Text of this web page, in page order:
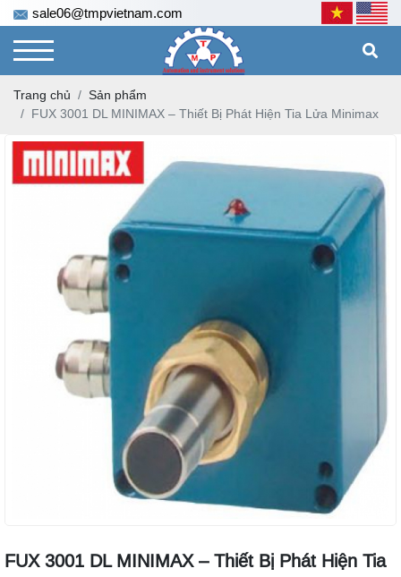
sale06@tmpvietnam.com
Trang chủ
Sản phẩm
FUX 3001 DL MINIMAX – Thiết Bị Phát Hiện Tia Lửa Minimax
FUX 3001 DL MINIMAX – Thiết Bị Phát Hiện Tia